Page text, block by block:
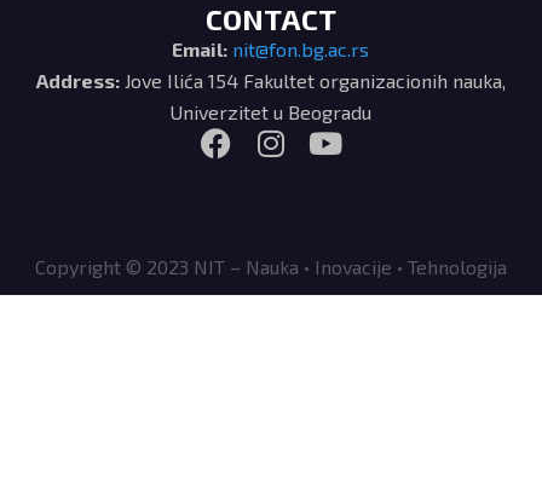
CONTACT
Email: nit@fon.bg.ac.rs
Address:Jove Ilića 154 Fakultet organizacionih nauka,
Univerzitet u Beogradu
Copyright © 2023 NIT – Nauka • Inovacije • Tehnologija